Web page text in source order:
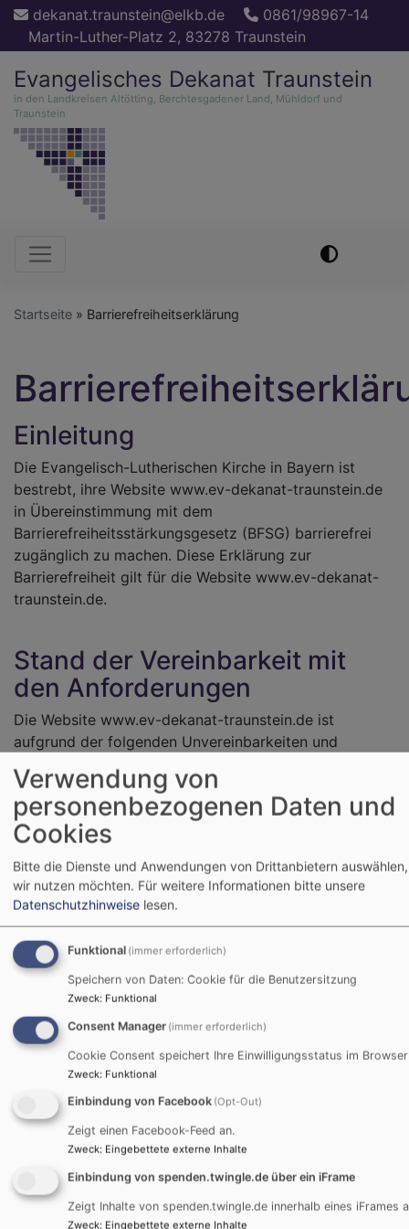
Direkt
Inhalt
dekanat.traunstein@elkb.de
0861/98967-14
Martin-Luther-Platz 2, 83278 Traunstein
Evangelisches Dekanat Traunstein
in den Landkreisen Altötting, Berchtesgadener Land, Mühldorf und
Traunstein
Hauptnavigation
Startseite Barrierefreiheitserklärung
Einleitung
Die Evangelisch-Lutherischen Kirche in Bayern ist
bestrebt, ihre Website www.ev-dekanat-traunstein.de
in Übereinstimmung mit dem
Barrierefreiheitsstärkungsgesetz (BFSG) barrierefrei
zugänglich zu machen. Diese Erklärung zur
Barrierefreiheit gilt für die Website www.ev-dekanat-
traunstein.de.
Stand der Vereinbarkeit mit
den Anforderungen
Die Website www.ev-dekanat-traunstein.de ist
aufgrund der folgenden Unvereinbarkeiten und
Ausnahmen teilweise mit dem
Barrierefreiheitsstärkungsgesetz (BFSG) vereinbar.
Einschränkungen in der
Barrierefreiheit beim ThemeVK
Philippus next
Nicht barrierefreie Inhalte
Die nachstehend aufgeführten Inhalte sind aus den
folgenden Gründen nicht barrierefrei:
Barrieren Melden, Feedback
und Kontaktangaben
Sind Ihnen Barrieren beim Zugang zu Inhalten auf
www.ev-dekanat-traunstein.de aufgefallen? Dann
können Sie sich gerne bei uns melden. Wir freuen uns
Verwendung von
personenbezogenen Daten und
Cookies
Bitte die Dienste und Anwendungen von Drittanbietern
wir nutzen möchten. Für weitere Informationen bitte unsere
Datenschutzhinweise lesen.
Funktional (immer erforderlich)
Speichern von Daten: Cookie für die Benutzersitzung
Zweck: Funktional
Consent Manager (immer erforderlich)
Cookie Consent speichert Ihre Einwilligungsstatus im Browser
Zweck: Funktional
Einbindung von Facebook (Opt-Out)
Zeigt einen Facebook-Feed an.
Zweck: Eingebettete externe Inhalte
Einbindung von spenden.twingle.de über ein iFrame
Zeigt Inhalte von spenden.twingle.de innerhalb eines iFrames
Zweck: Eingebettete externe Inhalte